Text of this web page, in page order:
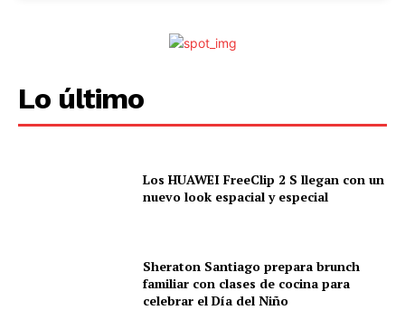
Lo último
Los HUAWEI FreeClip 2 S llegan con un
nuevo look espacial y especial
Sheraton Santiago prepara brunch
familiar con clases de cocina para
celebrar el Día del Niño